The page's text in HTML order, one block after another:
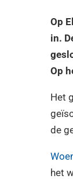
Op
in.
Op
Het
de
het